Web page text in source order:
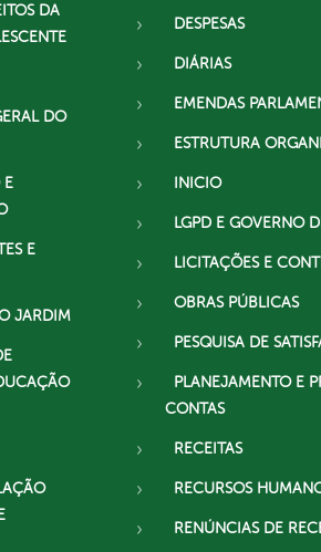
DA
DO
E
E
JARDIM
DESPESAS
DIÁRIAS
EMENDAS
ESTRUTURA
INICIO
LGPD E GOVERNO
LICITAÇÕES E
OBRAS PÚBLICAS
PESQUISA DE
PLANEJAMENTO E
CONTAS
RECEITAS
RECURSOS
RENÚNCIAS DE